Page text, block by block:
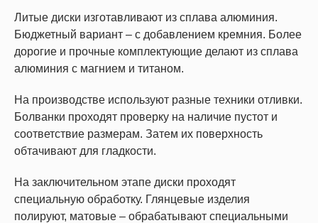
Литые диски изготавливают из сплава алюминия.
Бюджетный вариант – с добавлением кремния. Более
дорогие и прочные комплектующие делают из сплава
алюминия с магнием и титаном.
На производстве используют разные техники отливки.
Болванки проходят проверку на наличие пустот и
соответствие размерам. Затем их поверхность
обтачивают для гладкости.
На заключительном этапе диски проходят
специальную обработку. Глянцевые изделия
полируют, матовые – обрабатывают специальными